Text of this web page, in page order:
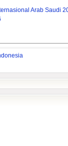
Arab Saudi